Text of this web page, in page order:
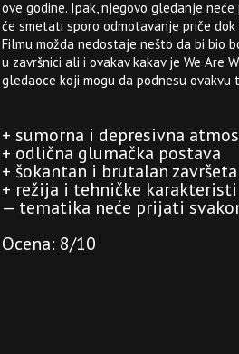
ove godine. Ipak, njegovo gledanje
će smetati sporo odmotavanje priče
Filmu možda nedostaje nešto da bi bio
u završnici ali i ovakav kakav je We Are
gledaoce koji mogu da podnesu ovakvu
+ sumorna i depresivna
+ odlična glumačka postava
+ šokantan i brutalan
+ režija i tehničke
— tematika neće prijati
Ocena: 8/10